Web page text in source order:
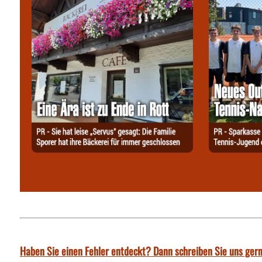
Haben Sie einen Fehler entdeckt? Dann schreiben Sie uns